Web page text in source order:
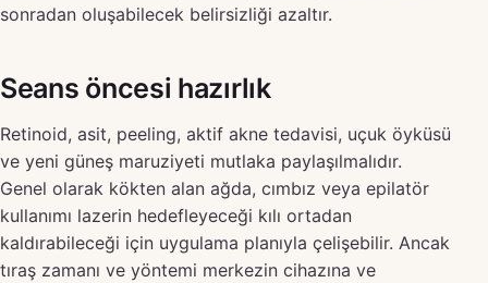
sonradan oluşabilecek belirsizliği azaltır.
Seans öncesi hazırlık
Retinoid, asit, peeling, aktif akne tedavisi, uçuk öyküsü
ve yeni güneş maruziyeti mutlaka paylaşılmalıdır.
Genel olarak kökten alan ağda, cımbız veya epilatör
kullanımı lazerin hedefleyeceği kılı ortadan
kaldırabileceği için uygulama planıyla çelişebilir. Ancak
tıraş zamanı ve yöntemi merkezin cihazına ve